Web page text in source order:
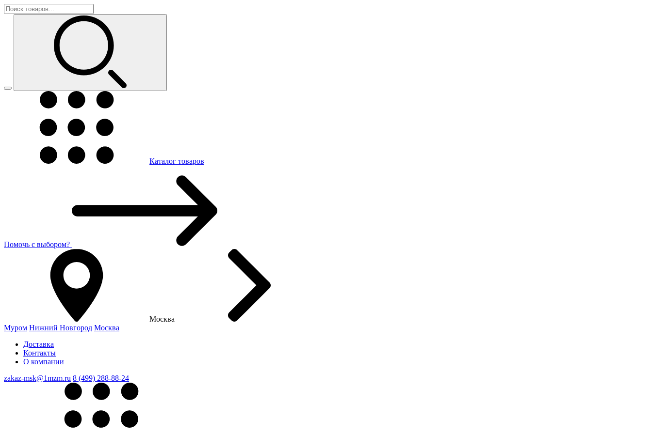
Каталог товаров
Помочь с выбором?
Москва
Муром Нижний Новгород Москва
Доставка
Контакты
О компании
zakaz-msk@1mzm.ru 8 (499) 288-88-24